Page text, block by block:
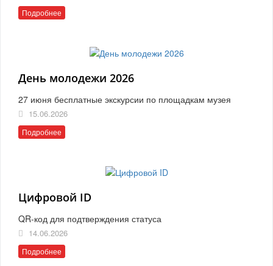
Подробнее
День молодежи 2026
27 июня бесплатные экскурсии по площадкам музея
15.06.2026
Подробнее
Цифровой ID
QR-код для подтверждения статуса
14.06.2026
Подробнее